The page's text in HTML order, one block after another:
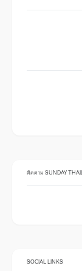
ติดตาม SUNDAY
SOCIAL LINKS